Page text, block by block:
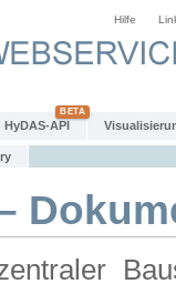
Hilfe
HyDAS-API